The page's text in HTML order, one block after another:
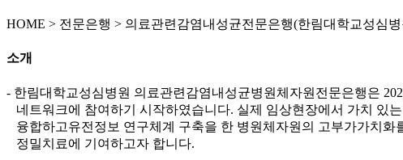
HOME > 전문은행 > 의료관련감염내성균전문은행(한림대학교성심
소개
- 한림대학교성심병원 의료관련감염내성균병원체자원전문은행은
네트워크에 참여하기 시작하였습니다. 실제 임상현장에서 가치 있
융합하고유전정보 연구체계 구축을 한 병원체자원의 고부가가치화
정밀치료에 기여하고자 합니다.